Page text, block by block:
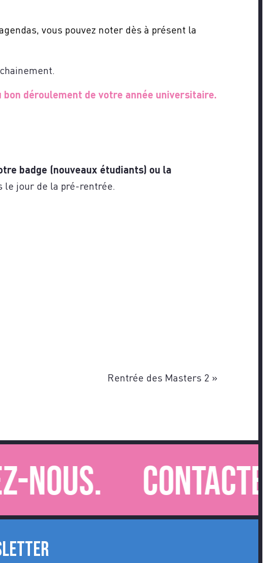
vous pouvez noter dès à présent la
déroulement de votre année universitaire.
badge (nouveaux étudiants) ou la
le jour de la pré-rentrée.
Rentrée des Masters 2 »
Contactez-